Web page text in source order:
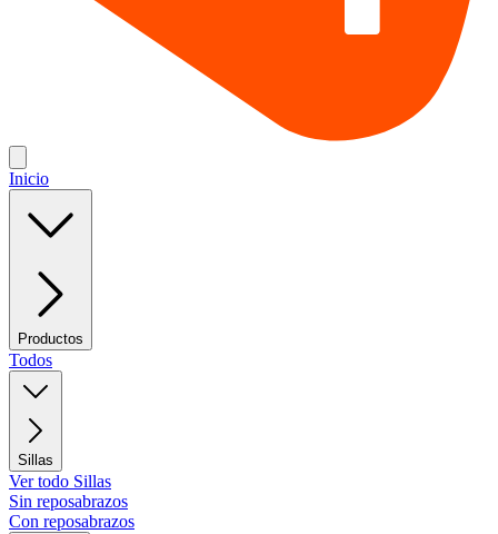
Inicio
Productos
Todos
Sillas
Ver todo Sillas
Sin reposabrazos
Con reposabrazos